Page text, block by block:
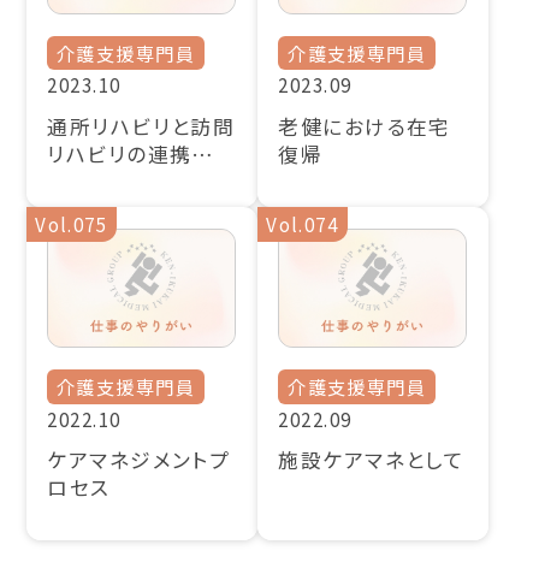
介護支援専門員
2023.10
通所リハビリと訪問
リハビリの連携につ
介護支援専門員
2023.09
老健における在宅
復帰
Vol.075
介護支援専門員
2022.10
ケアマネジメントプ
ロセス
Vol.074
介護支援専門員
2022.09
施設ケアマネとして